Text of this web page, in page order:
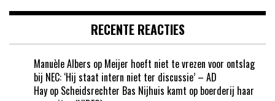
RECENTE REACTIES
Manuèle Albers op Meijer hoeft niet te vrezen voor ontslag
bij NEC: ‘Hij staat intern niet ter discussie’ – AD
Hay op Scheidsrechter Bas Nijhuis kamt op boerderij haar